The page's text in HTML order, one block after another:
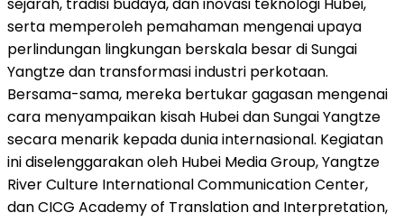
serta memperoleh pemahaman mengenai upaya
perlindungan lingkungan berskala besar di Sungai
Yangtze dan transformasi industri perkotaan.
Bersama-sama, mereka bertukar gagasan mengenai
cara menyampaikan kisah Hubei dan Sungai Yangtze
secara menarik kepada dunia internasional. Kegiatan
ini diselenggarakan oleh Hubei Media Group, Yangtze
River Culture International Communication Center,
dan CICG Academy of Translation and Interpretation,